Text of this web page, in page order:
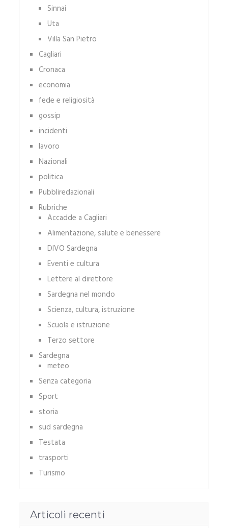
Sinnai
Uta
Villa San Pietro
Cagliari
Cronaca
economia
fede e religiosità
gossip
incidenti
lavoro
Nazionali
politica
Pubbliredazionali
Rubriche
Accadde a Cagliari
Alimentazione, salute e benessere
DIVO Sardegna
Eventi e cultura
Lettere al direttore
Sardegna nel mondo
Scienza, cultura, istruzione
Scuola e istruzione
Terzo settore
Sardegna
meteo
Senza categoria
Sport
storia
sud sardegna
Testata
trasporti
Turismo
Articoli recenti